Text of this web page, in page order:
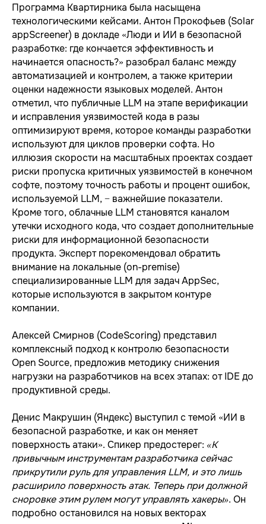
Программа Квартирника была насыщена
технологическими кейсами. Антон Прокофьев (Solar
appScreener) в докладе «Люди и ИИ в безопасной
разработке: где кончается эффективность и
начинается опасность?» разобрал баланс между
автоматизацией и контролем, а также критерии
оценки надежности языковых моделей. Антон
отметил, что публичные LLM на этапе верификации
и исправления уязвимостей кода в разы
оптимизируют время, которое команды разработки
используют для циклов проверки софта. Но
иллюзия скорости на масштабных проектах создает
риски пропуска критичных уязвимостей в конечном
софте, поэтому точность работы и процент ошибок,
используемой LLM, − важнейшие показатели.
Кроме того, облачные LLM становятся каналом
утечки исходного кода, что создает дополнительные
риски для информационной безопасности
продукта. Эксперт порекомендовал обратить
внимание на локальные (on-premise)
специализированные LLM для задач AppSec,
которые используются в закрытом контуре
компании.
Алексей Смирнов (CodeScoring) представил
комплексный подход к контролю безопасности
Open Source, предложив методику снижения
нагрузки на разработчиков на всех этапах: от IDE до
продуктивной среды.
Денис Макрушин (Яндекс) выступил с темой «ИИ в
безопасной разработке, и как он меняет
поверхность атаки». Спикер предостерег: «К
привычным инструментам разработчика сейчас
прикрутили руль для управления LLM, и это лишь
расширило поверхность атак. Теперь при должной
сноровке этим рулем могут управлять хакеры». Он
подробно остановился на новых векторах